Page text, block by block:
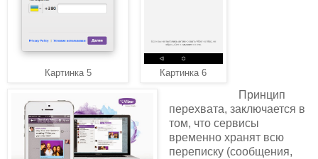
Картинка 5 Картинка 6
Принцип
перехвата, заключается в
том, что сервисы
временно хранят всю
переписку (сообщения,